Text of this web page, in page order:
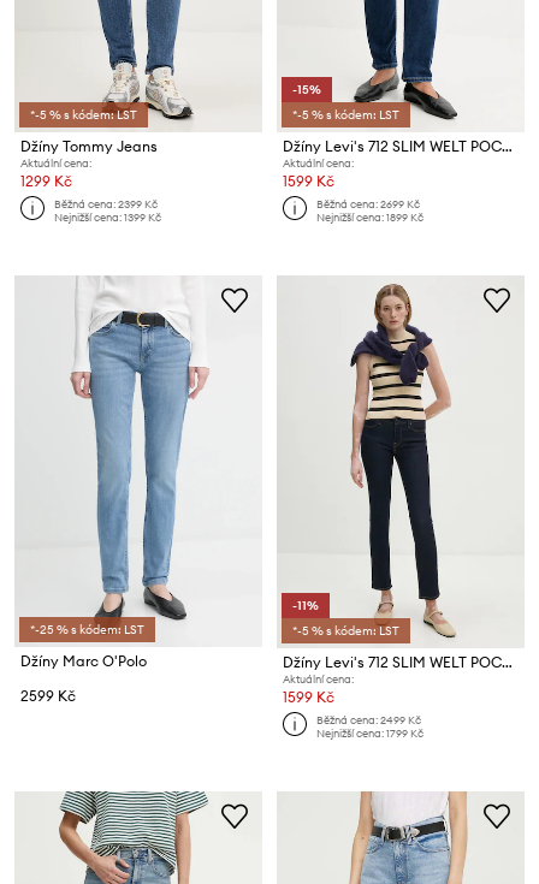
*-5 % s kódem: LST
Džíny Tommy Jeans
Aktuální cena:
1299 Kč
Běžná cena:2399 Kč
Nejnižší cena:1399 Kč
-15%
*-5 % s kódem: LST
Džíny Levi's 712 SLIM WELT POCKET
Aktuální cena:
1599 Kč
Běžná cena:2699 Kč
Nejnižší cena:1899 Kč
*-25 % s kódem: LST
Džíny Marc O'Polo
2599 Kč
-11%
*-5 % s kódem: LST
Džíny Levi's 712 SLIM WELT POCKET
Aktuální cena:
1599 Kč
Běžná cena:2499 Kč
Nejnižší cena:1799 Kč